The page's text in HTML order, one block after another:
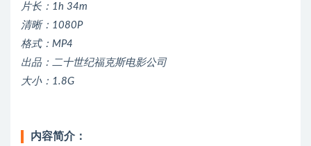
片长：1h 34m
清晰：1080P
格式：MP4
出品：二十世纪福克斯电影公司
大小：1.8G
内容简介：